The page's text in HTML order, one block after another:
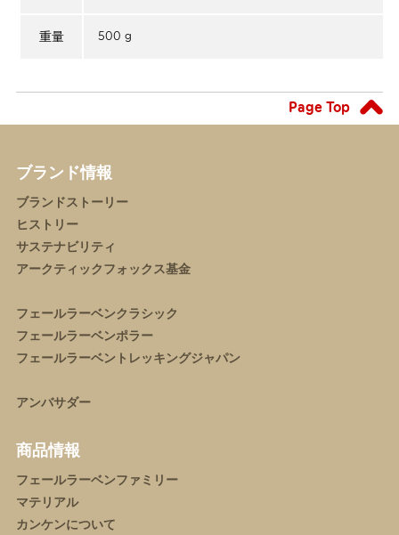
重量 500 g
Page Top
ブランド情報
ブランドストーリー
ヒストリー
サステナビリティ
アークティックフォックス基金
フェールラーベンクラシック
フェールラーベンポラー
フェールラーベントレッキングジャパン
アンバサダー
商品情報
フェールラーベンファミリー
マテリアル
カンケンについて